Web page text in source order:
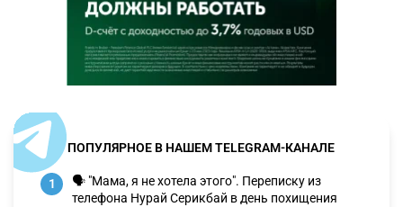
ПОПУЛЯРНОЕ В НАШЕМ TELEGRAM-КАНАЛЕ
1
🗣 "Мама, я не хотела этого". Переписку из
телефона Нурай Серикбай в день похищения